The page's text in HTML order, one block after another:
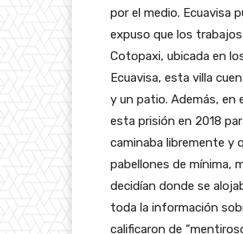
por el medio. Ecuavisa
expuso que los
Cotopaxi, ubicada en
Ecuavisa, esta villa
y un patio. Además, en
esta prisión en 2018
caminaba libremente y
pabellones de mínima,
decidían donde se
toda la información
calificaron de